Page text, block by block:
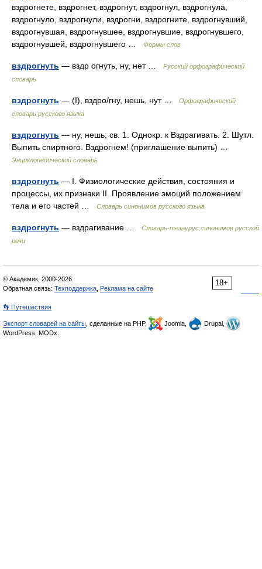
вздрогнете, вздрогнет, вздрогнут, вздрогнул, вздрогнула,
вздрогнуло, вздрогнули, вздрогни, вздрогните, вздрогнувший,
вздрогнувшая, вздрогнувшее, вздрогнувшие, вздрогнувшего,
вздрогнувшей, вздрогнувшего …
Формы слов
вздрогнуть — вздр огнуть, ну, нет …
Русский орфографический
словарь
вздрогнуть — (I), вздро/гну, нешь, нут …
Орфографический
словарь русского языка
вздрогнуть — ну, нешь; св. 1. Однокр. к Вздрагивать. 2. Шутл.
Выпить спиртного. Вздрогнем! (приглашение выпить) …
Энциклопедический словарь
вздрогнуть — I. Физиологические действия, состояния и
процессы, их признаки II. Проявление эмоций положением
тела и его частей …
Словарь синонимов русского языка
вздрогнуть — вздрагивание …
Словарь-тезаурус синонимов русской
речи
18+
© Академик, 2000-2026
Обратная связь: Техподдержка Реклама на сайте
👣 Путешествия
Экспорт словарей на сайты , сделанные на PHP, Joomla,
Drupal,
WordPress, MODx.